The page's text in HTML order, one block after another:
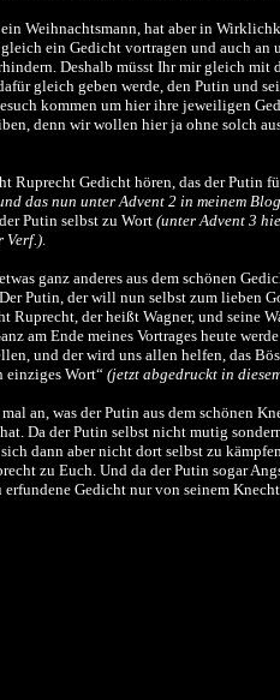
Weihnachtsmann, hat aber in
ein Gedicht vortragen und auch an
Deshalb müsst Ihr mir gleich mit
gleich geben werde, den Putin und
kommen um hier ihre jeweiligen
denn wir wollen hier ja ohne solch
Ruprecht Gedicht hören, das der Putin
das nun unter Advent 2 in meinem
Putin selbst zu Wort (unter Advent 3
Verf.).
ganz anderes aus dem schönen
Putin, der will nun selbst zum lieben
Ruprecht, der heißt Wagner, und seine
am Ende meines Vortrages heute
und der wird uns allen helfen, das
einziges Wort“ (jetzt abgedruckt in
an, was der Putin aus dem schönen
Da der Putin selbst nicht mutig
dann aber nicht dort selbst zu
zu Euch. Und da der Putin sogar
Gedicht nur von seinem